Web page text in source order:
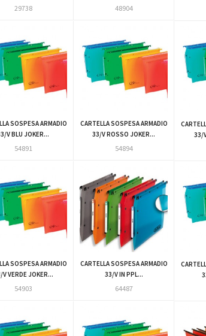
29738 48904
SOSPESA ARMADIO
V BLU JOKER...
54891
CARTELLA SOSPESA ARMADIO
33/V ROSSO JOKER...
54894
33/
SOSPESA ARMADIO
V VERDE JOKER...
54903
CARTELLA SOSPESA ARMADIO
33/V IN PPL...
64487